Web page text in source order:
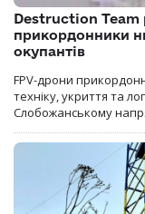
Destruction Team
прикордонники
окупантів
FPV-дрони
техніку, укриття та
Слобожанському